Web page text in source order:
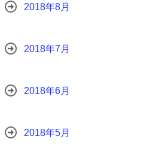
2018年8月
2018年7月
2018年6月
2018年5月